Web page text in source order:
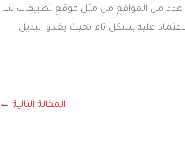
عدد من المواقع من مثل موقع تطبيقات نت.
عليه بشكل تام بحيث يغدو البديل
المقالة التالية ←